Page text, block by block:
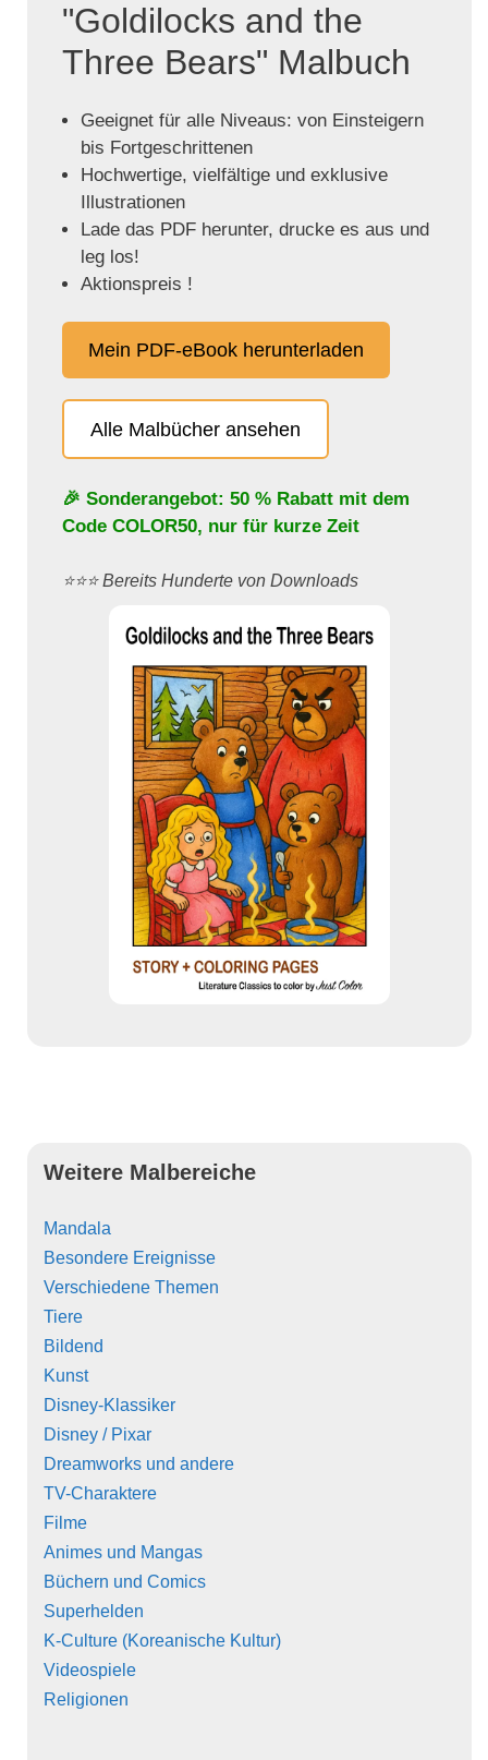
"Goldilocks and the
Three Bears" Malbuch
Geeignet für alle Niveaus: von Einsteigern
bis Fortgeschrittenen
Hochwertige, vielfältige und exklusive
Illustrationen
Lade das PDF herunter, drucke es aus und
leg los!
Aktionspreis !
Mein PDF-eBook herunterladen
Alle Malbücher ansehen
🎉 Sonderangebot: 50 % Rabatt mit dem
Code COLOR50, nur für kurze Zeit
⭐️⭐️⭐️ Bereits Hunderte von Downloads
Weitere Malbereiche
Mandala
Besondere Ereignisse
Verschiedene Themen
Tiere
Bildend
Kunst
Disney-Klassiker
Disney / Pixar
Dreamworks und andere
TV-Charaktere
Filme
Animes und Mangas
Büchern und Comics
Superhelden
K-Culture (Koreanische Kultur)
Videospiele
Religionen